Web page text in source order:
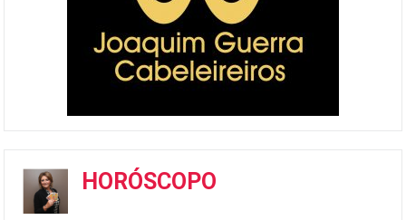
HORÓSCOPO